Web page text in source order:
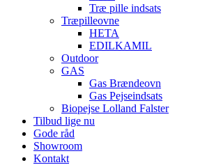
Træ pille indsats
Træpilleovne
HETA
EDILKAMIL
Outdoor
GAS
Gas Brændeovn
Gas Pejseindsats
Biopejse Lolland Falster
Tilbud lige nu
Gode råd
Showroom
Kontakt